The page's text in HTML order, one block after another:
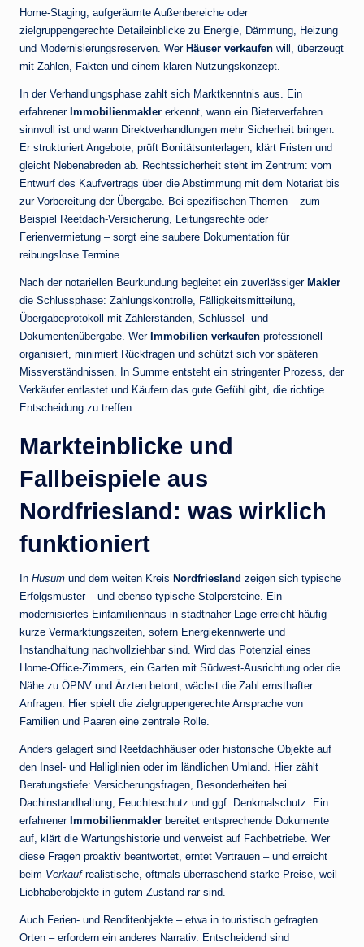
Home-Staging, aufgeräumte Außenbereiche oder
zielgruppengerechte Detaileinblicke zu Energie, Dämmung, Heizung
und Modernisierungsreserven. Wer Häuser verkaufen will, überzeugt
mit Zahlen, Fakten und einem klaren Nutzungskonzept.
In der Verhandlungsphase zahlt sich Marktkenntnis aus. Ein
erfahrener Immobilienmakler erkennt, wann ein Bieterverfahren
sinnvoll ist und wann Direktverhandlungen mehr Sicherheit bringen.
Er strukturiert Angebote, prüft Bonitätsunterlagen, klärt Fristen und
gleicht Nebenabreden ab. Rechtssicherheit steht im Zentrum: vom
Entwurf des Kaufvertrags über die Abstimmung mit dem Notariat bis
zur Vorbereitung der Übergabe. Bei spezifischen Themen – zum
Beispiel Reetdach-Versicherung, Leitungsrechte oder
Ferienvermietung – sorgt eine saubere Dokumentation für
reibungslose Termine.
Nach der notariellen Beurkundung begleitet ein zuverlässiger Makler
die Schlussphase: Zahlungskontrolle, Fälligkeitsmitteilung,
Übergabeprotokoll mit Zählerständen, Schlüssel- und
Dokumentenübergabe. Wer Immobilien verkaufen professionell
organisiert, minimiert Rückfragen und schützt sich vor späteren
Missverständnissen. In Summe entsteht ein stringenter Prozess, der
Verkäufer entlastet und Käufern das gute Gefühl gibt, die richtige
Entscheidung zu treffen.
Markteinblicke und
Fallbeispiele aus
Nordfriesland: was wirklich
funktioniert
In Husum und dem weiten Kreis Nordfriesland zeigen sich typische
Erfolgsmuster – und ebenso typische Stolpersteine. Ein
modernisiertes Einfamilienhaus in stadtnaher Lage erreicht häufig
kurze Vermarktungszeiten, sofern Energiekennwerte und
Instandhaltung nachvollziehbar sind. Wird das Potenzial eines
Home-Office-Zimmers, ein Garten mit Südwest-Ausrichtung oder die
Nähe zu ÖPNV und Ärzten betont, wächst die Zahl ernsthafter
Anfragen. Hier spielt die zielgruppengerechte Ansprache von
Familien und Paaren eine zentrale Rolle.
Anders gelagert sind Reetdachhäuser oder historische Objekte auf
den Insel- und Halliglinien oder im ländlichen Umland. Hier zählt
Beratungstiefe: Versicherungsfragen, Besonderheiten bei
Dachinstandhaltung, Feuchteschutz und ggf. Denkmalschutz. Ein
erfahrener Immobilienmakler bereitet entsprechende Dokumente
auf, klärt die Wartungshistorie und verweist auf Fachbetriebe. Wer
diese Fragen proaktiv beantwortet, erntet Vertrauen – und erreicht
beim Verkaufrealistische, oftmals überraschend starke Preise, weil
Liebhaberobjekte in gutem Zustand rar sind.
Auch Ferien- und Renditeobjekte – etwa in touristisch gefragten
Orten – erfordern ein anderes Narrativ. Entscheidend sind